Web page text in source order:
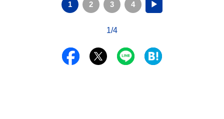
1 2 3 4 ▶
1/4